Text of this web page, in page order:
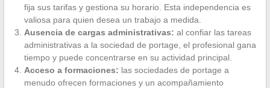
fija sus tarifas y gestiona su horario. Esta independencia es
valiosa para quien desea un trabajo a medida.
Ausencia de cargas administrativas: al confiar las tareas
administrativas a la sociedad de portage, el profesional gana
tiempo y puede concentrarse en su actividad principal.
Acceso a formaciones: las sociedades de portage a
menudo ofrecen formaciones y un acompañamiento